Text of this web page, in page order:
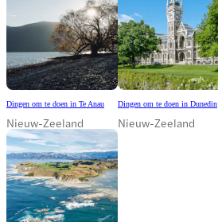
Dingen om te doen in Te Anau
Nieuw-Zeeland
Dingen om te doen in Dunedin
Nieuw-Zeeland